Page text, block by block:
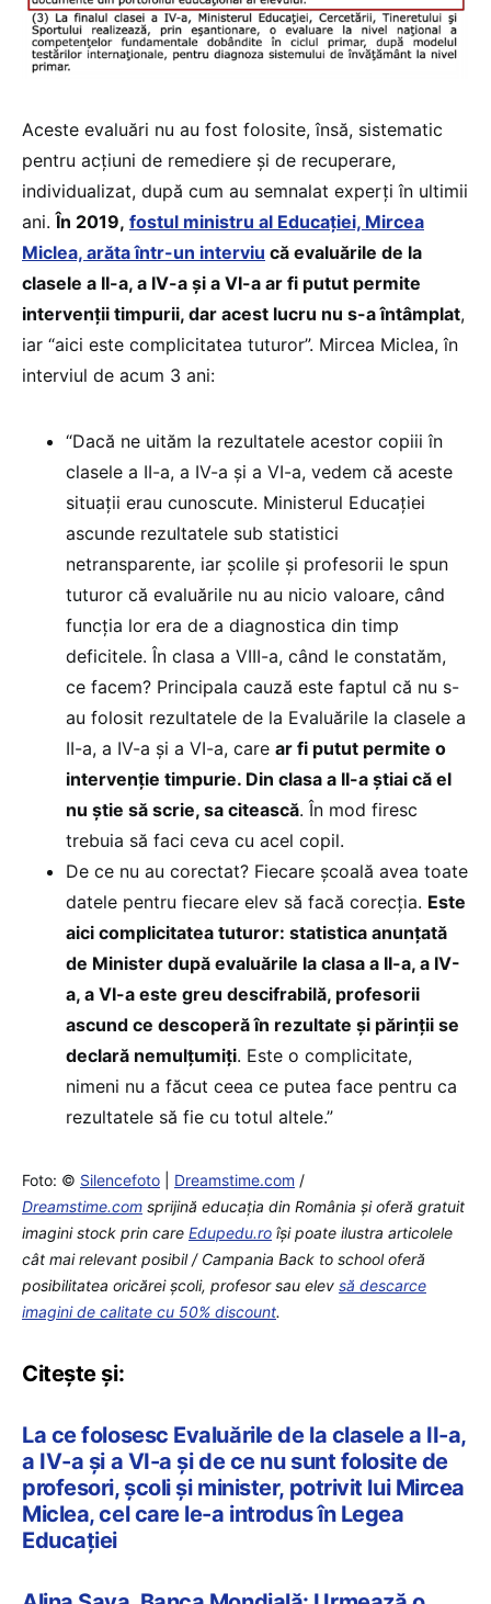
Aceste evaluări nu au fost folosite, însă, sistematic
pentru acțiuni de remediere și de recuperare,
individualizat, după cum au semnalat experți în ultimii
ani.În 2019, fostul ministru al Educației, Mircea
Miclea, arăta într-un interviu că evaluările de la
clasele a II-a, a IV-a și a VI-a ar fi putut permite
intervenții timpurii, dar acest lucru nu s-a întâmplat,
iar “aici este complicitatea tuturor”. Mircea Miclea, în
interviul de acum 3 ani:
“Dacă ne uităm la rezultatele acestor copiii în
clasele a II-a, a IV-a și a VI-a, vedem că aceste
situații erau cunoscute. Ministerul Educației
ascunde rezultatele sub statistici
netransparente, iar școlile și profesorii le spun
tuturor că evaluările nu au nicio valoare, când
funcția lor era de a diagnostica din timp
deficitele. În clasa a VIII-a, când le constatăm,
ce facem? Principala cauză este faptul că nu s-
au folosit rezultatele de la Evaluările la clasele a
II-a, a IV-a și a VI-a, care ar fi putut permite o
intervenție timpurie. Din clasa a II-a știai că el
nu știe să scrie, sa citească. În mod firesc
trebuia să faci ceva cu acel copil.
De ce nu au corectat? Fiecare școală avea toate
datele pentru fiecare elev să facă corecția. Este
aici complicitatea tuturor: statistica anunțată
de Minister după evaluările la clasa a II-a, a IV-
a, a VI-a este greu descifrabilă, profesorii
ascund ce descoperă în rezultate și părinții se
declară nemulțumiți. Este o complicitate,
nimeni nu a făcut ceea ce putea face pentru ca
rezultatele să fie cu totul altele.”
Foto: © Silencefoto Dreamstime.com /
Dreamstime.com sprijină educaţia din România şi oferă gratuit
imagini stock prin care Edupedu.ro îşi poate ilustra articolele
cât mai relevant posibil / Campania Back to school oferă
posibilitatea oricărei școli, profesor sau elev să descarce
imagini de calitate cu 50% discount.
Citește și:
La ce folosesc Evaluările de la clasele a II-a,
a IV-a și a VI-a și de ce nu sunt folosite de
profesori, școli și minister, potrivit lui Mircea
Miclea, cel care le-a introdus în Legea
Educației